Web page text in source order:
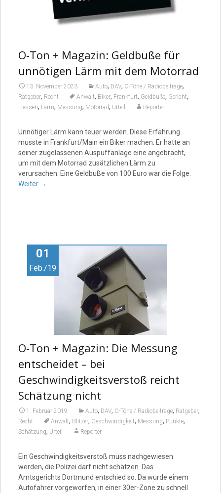
O-Ton + Magazin: Geldbuße für
unnötigen Lärm mit dem Motorrad
13. November 2023 Auto, DAV, O-Töne / Radiobeiträge,
Ratgeber, Recht Anwalt, Biker, Frankfurt, Geldbuße, Gericht,
Hessen, Lärm, Messung, Motorrad, Urteil Reporter
Unnötiger Lärm kann teuer werden. Diese Erfahrung
musste in Frankfurt/Main ein Biker machen. Er hatte an
seiner zugelassenen Auspuffanlage eine angebracht,
um mit dem Motorrad zusätzlichen Lärm zu
verursachen. Eine Geldbuße von 100 Euro war die Folge.
Weiter →
01
Feb./19
O-Ton + Magazin: Die Messung
entscheidet – bei
Geschwindigkeitsverstoß reicht
Schätzung nicht
1. Februar 2019 Auto, DAV, O-Töne / Radiobeiträge, Ratgeber,
Recht Anwalt, Blitzer, Geschwindigkeit, Messung, Punkte,
Schätzung, Urteil Reporter
Ein Geschwindigkeitsverstoß muss nachgewiesen
werden, die Polizei darf nicht schätzen. Das
Amtsgerichts Dortmund entschied so. Da wurde einem
Autofahrer vorgeworfen, in einer 30er-Zone zu schnell